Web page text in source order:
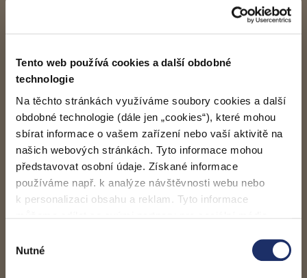
Tento web používá cookies a další obdobné
technologie
Na těchto stránkách využíváme soubory cookies a další
obdobné technologie (dále jen „cookies“), které mohou
sbírat informace o vašem zařízení nebo vaší aktivitě na
našich webových stránkách. Tyto informace mohou
představovat osobní údaje. Získané informace
používáme např. k analýze návštěvnosti webu nebo
k personalizaci obsahu a reklam. Tyto informace
s dalšími informacemi, které jste jim poskytli nebo které
získali v důsledku toho, že používáte jejich služby. Jaké
souhlasu
Nutné
Stáhněte si a vyplňte
formulář pro změnu
zákazníka - elektřina(460 kB). Formulář se skládá
z části ukončení stávající smlouvy (vyplňuje
(vyplňuje nový zákazník). Vyplněné a podepsané
formuláře nám zašlete:
Naskenované přeskontaktní formulář
Poštou na adresu
Pražská energetika, a. s.
zákaznické služby
Na Hroudě 1492/4
100 00 Praha 10